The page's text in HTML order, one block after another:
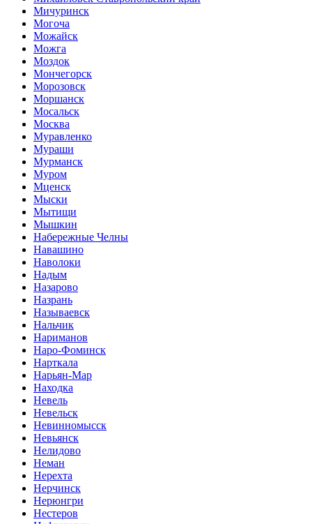
Мичуринск
Могоча
Можайск
Можга
Моздок
Мончегорск
Морозовск
Моршанск
Мосальск
Москва
Муравленко
Мураши
Мурманск
Муром
Мценск
Мыски
Мытищи
Мышкин
Набережные Челны
Навашино
Наволоки
Надым
Назарово
Назрань
Называевск
Нальчик
Нариманов
Наро-Фоминск
Нарткала
Нарьян-Мар
Находка
Невель
Невельск
Невинномысск
Невьянск
Нелидово
Неман
Нерехта
Нерчинск
Нерюнгри
Нестеров